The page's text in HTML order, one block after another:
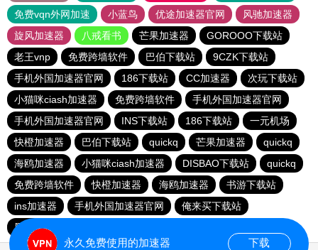
免费vqn外网加速
小蓝鸟 优途加速器官网
风驰加速器
旋风加速器
八戒看书 芒果加速器
GOROOO下载站
老王vnp
免费跨墙软件 巴伯下载站
9CZK下载站
手机外国加速器官网
186下载站 CC加速器
次玩下载站
小猫咪ciash加速器
免费跨墙软件
手机外国加速器官网
手机外国加速器官网
INS下载站 186下载站
一元机场
快橙加速器
巴伯下载站 quickq 芒果加速器
quickq
海鸥加速器
小猫咪ciash加速器 DISBAO下载站
quickq
免费跨墙软件
快橙加速器 海鸥加速器
书游下载站
ins加速器
手机外国加速器官网
俺来买下载站
黑洞加速官网
永久免费使用的加速器 下载